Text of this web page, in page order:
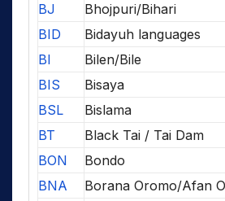
BJ
Bhojpuri/Bihari
BID
Bidayuh languages
BI
Bilen/Bile
BIS
Bisaya
BSL
Bislama
BT
Black Tai / Tai Dam
BON
Bondo
BNA
Borana Oromo/Afan